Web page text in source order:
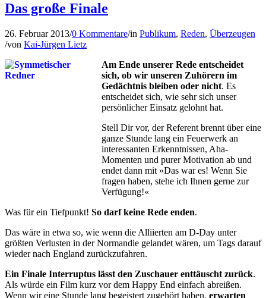
Das große Finale
26. Februar 2013/0 Kommentare/in Publikum, Reden, Überzeugen
/von Kai-Jürgen Lietz
Am Ende unserer Rede entscheidet
sich, ob wir unseren Zuhörern im
Gedächtnis bleiben oder nicht. Es
entscheidet sich, wie sehr sich unser
persönlicher Einsatz gelohnt hat.
Stell Dir vor, der Referent brennt über eine
ganze Stunde lang ein Feuerwerk an
interessanten Erkenntnissen, Aha-
Momenten und purer Motivation ab und
endet dann mit »Das war es! Wenn Sie
fragen haben, stehe ich Ihnen gerne zur
Verfügung!«
Was für ein Tiefpunkt! So darf keine Rede enden.
Das wäre in etwa so, wie wenn die Alliierten am D-Day unter
größten Verlusten in der Normandie gelandet wären, um Tags darauf
wieder nach England zurückzufahren.
Ein Finale Interruptus lässt den Zuschauer enttäuscht zurück.
Als würde ein Film kurz vor dem Happy End einfach abreißen.
Wenn wir eine Stunde lang begeistert zugehört haben, erwarten